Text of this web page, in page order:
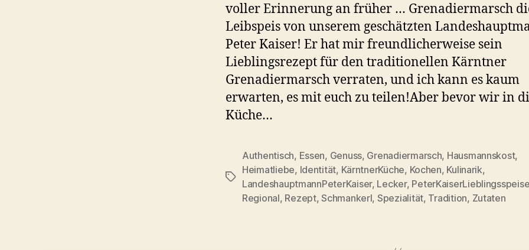
voller Erinnerung an früher … Grenadiermarsch
Leibspeis von unserem geschätzten
Peter Kaiser! Er hat mir freundlicherweise sein
Lieblingsrezept für den traditionellen Kärntner
Grenadiermarsch verraten, und ich kann es kaum
erwarten, es mit euch zu teilen!Aber bevor wir in
Küche…
Schlagwörter
Authentisch, Essen, Genuss, Grenadiermarsch, Hausmannskost,
Heimatliebe, Identität, KärntnerKüche, Kochen, Kulinarik,
LandeshauptmannPeterKaiser, Lecker, PeterKaiserLieblingsspeise
Regional, Rezept,Schmankerl, Spezialität, Tradition, Zutaten